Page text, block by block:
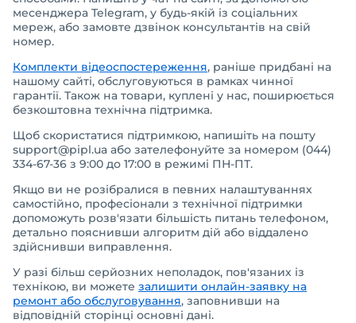
месенджера Telegram, у будь-якій із соціальних
мереж, або замовте дзвінок консультантів на свій
номер.
Комплекти відеоспостереження, раніше придбані на
нашому сайті, обслуговуються в рамках чинної
гарантії. Також на товари, куплені у нас, поширюється
безкоштовна технічна підтримка.
Щоб скористатися підтримкою, напишіть на пошту
support@pipl.ua або зателефонуйте за номером (044)
334-67-36 з 9:00 до 17:00 в режимі ПН-ПТ.
Якщо ви не розібралися в певних налаштуваннях
самостійно, професіонали з технічної підтримки
допоможуть розв'язати більшість питань телефоном,
детально пояснивши алгоритм дій або віддалено
здійснивши виправлення.
У разі більш серйозних неполадок, пов'язаних із
технікою, ви можете залишити онлайн-заявку на
ремонт або обслуговування, заповнивши на
відповідній сторінці основні дані.